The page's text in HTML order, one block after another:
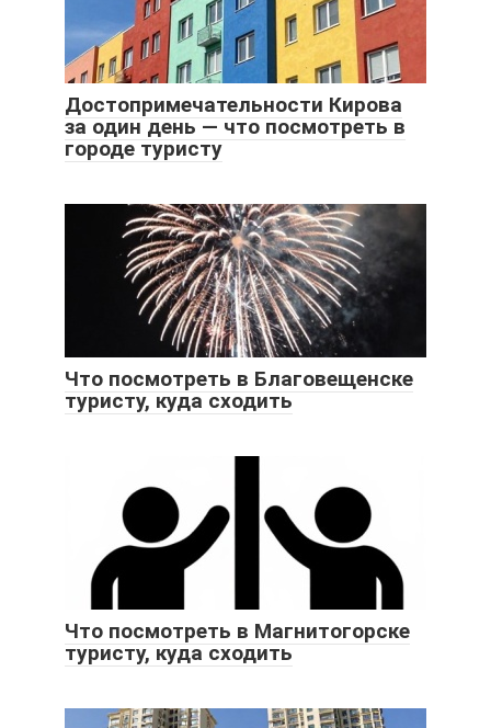
Достопримечательности Кирова
за один день — что посмотреть в
городе туристу
Что посмотреть в Благовещенске
туристу, куда сходить
Что посмотреть в Магнитогорске
туристу, куда сходить